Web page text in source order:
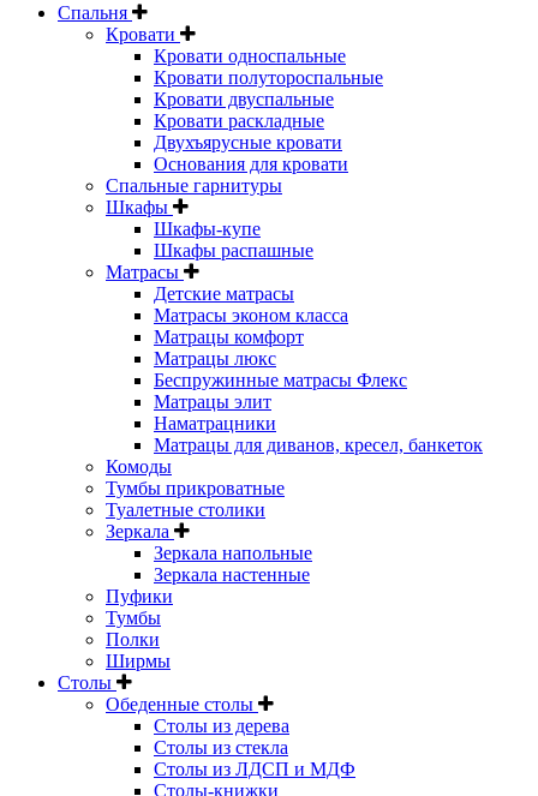
Спальня
Кровати
Кровати односпальные
Кровати полутороспальные
Кровати двуспальные
Кровати раскладные
Двухъярусные кровати
Основания для кровати
Спальные гарнитуры
Шкафы
Шкафы-купе
Шкафы распашные
Матрасы
Детские матрасы
Матрасы эконом класса
Матрацы комфорт
Матрацы люкс
Беспружинные матрасы Флекс
Матрацы элит
Наматрацники
Матрацы для диванов, кресел, банкеток
Комоды
Тумбы прикроватные
Туалетные столики
Зеркала
Зеркала напольные
Зеркала настенные
Пуфики
Тумбы
Полки
Ширмы
Столы
Обеденные столы
Столы из дерева
Столы из стекла
Столы из ЛДСП и МДФ
Столы-книжки